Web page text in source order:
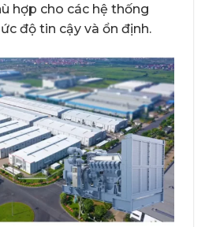
hợp cho các hệ thống
độ tin cậy và ổn định.